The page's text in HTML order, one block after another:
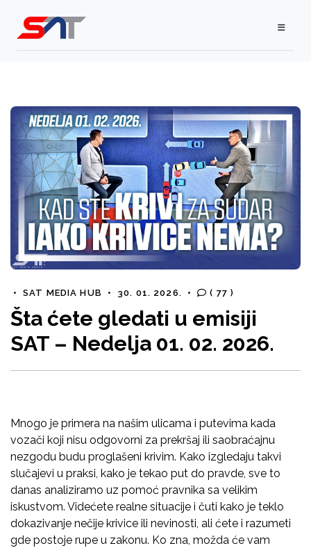
• SAT MEDIA HUB • 30. 01. 2026. • ( 77 )
Šta ćete gledati u emisiji
SAT – Nedelja 01. 02. 2026.
Mnogo je primera na našim ulicama i putevima kada
vozači koji nisu odgovorni za prekršaj ili saobraćajnu
nezgodu budu proglašeni krivim. Kako izgledaju takvi
slučajevi u praksi, kako je tekao put do pravde, sve to
danas analiziramo uz pomoć pravnika sa velikim
iskustvom. Videćete realne situacije i čuti kako je teklo
dokazivanje nečije krivice ili nevinosti, ali ćete i razumeti
gde postoje rupe u zakonu. Ko zna, možda će vam